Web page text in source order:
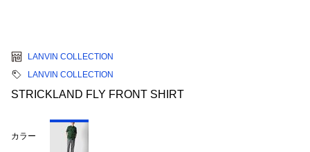
LANVIN COLLECTION
LANVIN COLLECTION
STRICKLAND FLY FRONT SHIRT
カラー